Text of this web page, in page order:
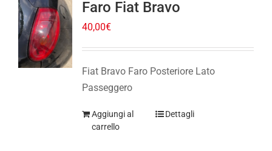
Faro Fiat Bravo
40,00€
Fiat Bravo Faro Posteriore Lato
Passeggero
Aggiungi al
carrello
Dettagli